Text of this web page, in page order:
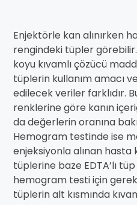
Enjektörle kan alınırken
rengindeki tüpler
koyu kıvamlı çözücü
tüplerin kullanım amacı
edilecek veriler farklıdır.
renklerine göre kanın
da değerlerin oranına
Hemogram testinde ise
enjeksiyonla alınan hasta
tüplerine baze EDTA’lı
hemogram testi için
tüplerin alt kısmında